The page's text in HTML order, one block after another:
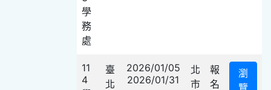
學
務
處
11
4
臺
北
2026/01/05
2026/01/31
北
市
報
名
瀏
覽